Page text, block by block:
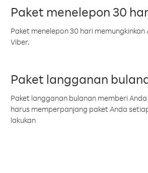
Paket menelepon 30
Paket menelepon 30 hari
Viber.
Paket langganan
Paket langganan bulanan memberi
harus memperpanjang paket Anda
lakukan